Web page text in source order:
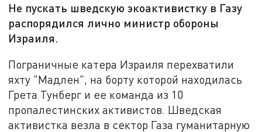
Не пускать шведскую экоактивистку в Газу
распорядился лично министр обороны
Израиля.
Пограничные катера Израиля перехватили
яхту "Мадлен", на борту которой находилась
Грета Тунберг и ее команда из 10
пропалестинских активистов. Шведская
активистка везла в сектор Газа гуманитарную